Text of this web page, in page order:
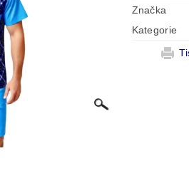
Značka
Kategorie